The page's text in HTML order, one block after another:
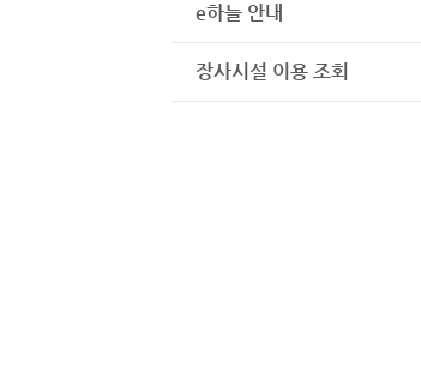
e하늘 안내
장사시설 이용 조회